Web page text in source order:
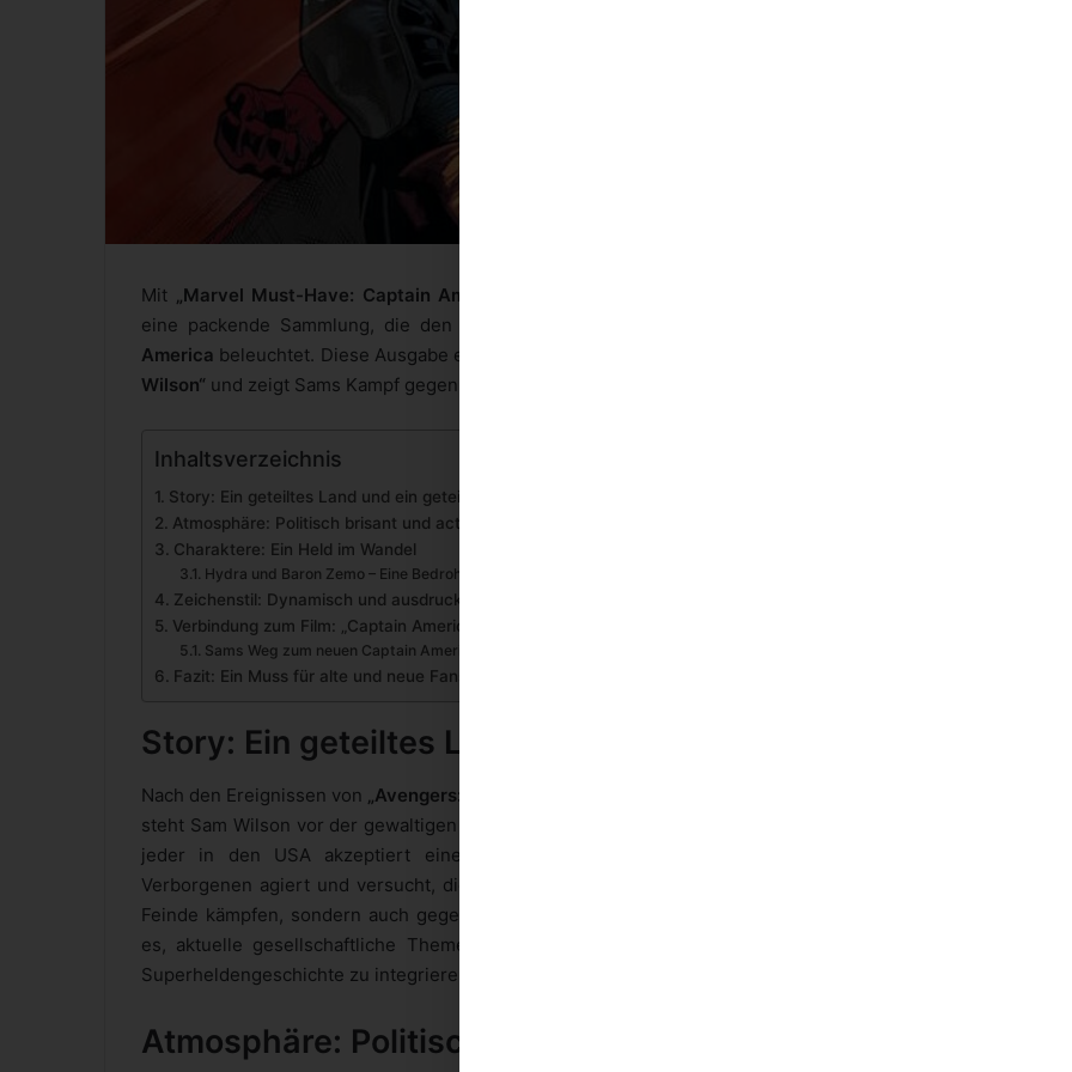
Mit „Marvel Must-Have: Captain America – Sam Wilson gegen Hydra“
eine packende Sammlung, die den Übergang von
America beleuchtet. Diese Ausgabe enthält die ersten sechs Hefte der Serie
Wilson“ und zeigt Sams Kampf gegen die allgegenwärtige Bedrohung durch
Inhaltsverzeichnis
Story: Ein geteiltes Land und ein geteilter Held
Atmosphäre: Politisch brisant und actiongeladen
Charaktere: Ein Held im Wandel
Hydra und Baron Zemo – Eine Bedrohung, die niemals schläft
Zeichenstil: Dynamisch und ausdrucksstark
Verbindung zum Film: „Captain America: Brave New World“
Sams Weg zum neuen Captain America
Fazit: Ein Muss für alte und neue Fans
Story: Ein geteiltes Land und ein geteilter Held
Nach den Ereignissen von „Avengers: Endgame“
steht Sam Wilson vor der gewaltigen Aufgabe, das Erbe des Captain America anzutreten. Doch nicht
jeder in den USA akzeptiert einen neuen, schwarzen Captain America. Während Hydra im
Verborgenen agiert und versucht, die Nation weiter zu spalten, muss Sam nicht nur gegen äußere
Feinde kämpfen, sondern auch gegen Vorurteile und interne Konflikte. Autor
es, aktuelle gesellschaftliche Themen wie Rassismus und politische Spaltung in eine fesselnde
Superheldengeschichte zu integrieren.
Atmosphäre: Politisch brisant und actiongeladen